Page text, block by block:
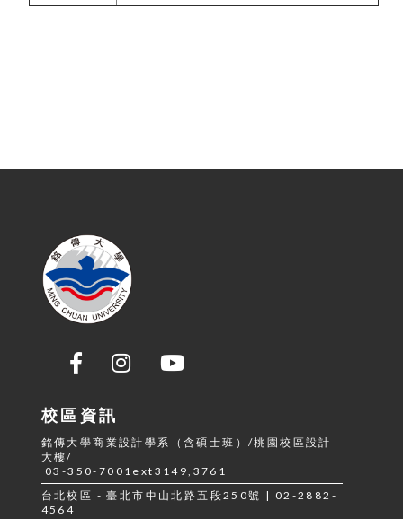
校區資訊
銘傳大學商業設計學系（含碩士班）/桃園校區設計
大樓/
03-350-7001ext3149,3761
台北校區 - 臺北市中山北路五段250號 | 02-2882-
4564